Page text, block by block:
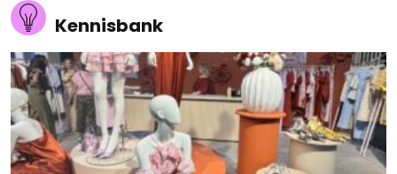
Kennisbank